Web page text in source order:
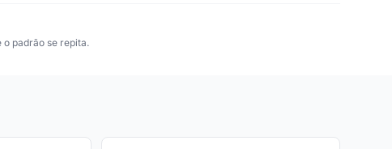
padrão se repita.